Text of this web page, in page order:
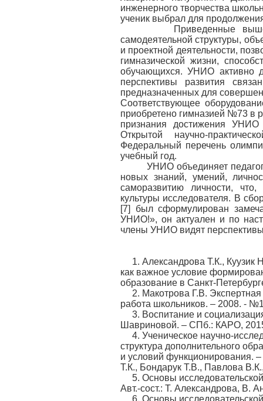
инженерного творчества
ученик выбрал для
Приведенные выше
самодеятельной структуры,
и проектной деятельности,
гимназической жизни,
обучающихся. УНИО активно
перспективы развития
предназначенных для
Соответствующее
приобретено гимназией №73 в
признания достижения
Открытой научно-
Федеральный перечень
учебный год.
УНИО объединяет
новых знаний, умений,
саморазвитию личности,
культуры исследователя. В
[7] был сформулирован
УНИО!», он актуален и по
члены УНИО видят
1. Александрова Т.К.,
как важное условие
образование в Санкт-
2. Макотрова Г.В.
работа школьников. – 2008. -
3. Воспитание и
Шавриновой. – СПб.: КАРО,
4. Ученическое научно-
структура дополнительного
и условий
Т.К., Бондарук Т.В., Павлова
5. Основы
Авт.-сост.: Т. Александрова, В.
6. Основы